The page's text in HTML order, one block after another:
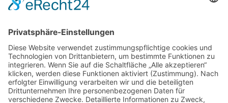
Im Klingenfeld 10
Tel.: 06287 – 929502
Fax: 06287 – 929503
Mobil: 0172 – 6325990
E-Mail:buero@camarena.de